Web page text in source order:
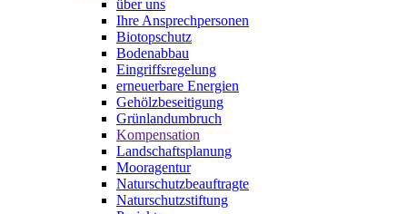
über uns
Ihre Ansprechpersonen
Biotopschutz
Bodenabbau
Eingriffsregelung
erneuerbare Energien
Gehölzbeseitigung
Grünlandumbruch
Kompensation
Landschaftsplanung
Mooragentur
Naturschutzbeauftragte
Naturschutzstiftung